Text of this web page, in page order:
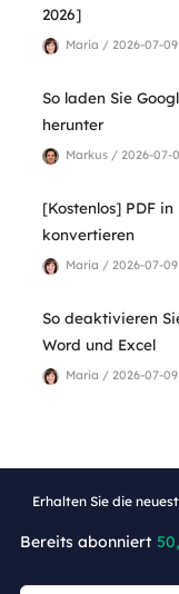
2026]
Maria / 2026-07-09
So laden Sie
herunter
Markus / 2026-07-
[Kostenlos] PDF
konvertieren
Maria / 2026-07-09
So deaktivieren
Word und Excel
Maria / 2026-07-09
Erhalten Sie die
Bereits abonniert